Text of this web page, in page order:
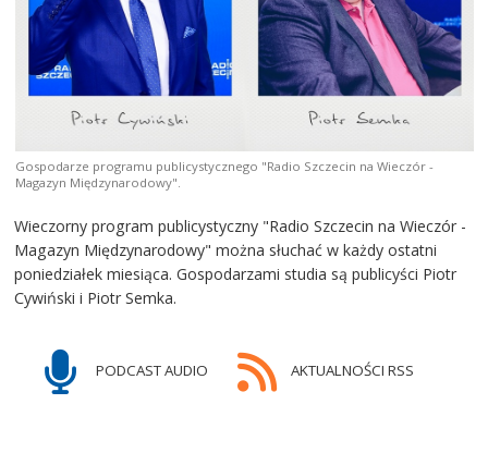
Gospodarze programu publicystycznego "Radio Szczecin na Wieczór -
Magazyn Międzynarodowy".
Wieczorny program publicystyczny "Radio Szczecin na Wieczór -
Magazyn Międzynarodowy" można słuchać w każdy ostatni
poniedziałek miesiąca. Gospodarzami studia są publicyści Piotr
Cywiński i Piotr Semka.
PODCAST AUDIO AKTUALNOŚCI RSS